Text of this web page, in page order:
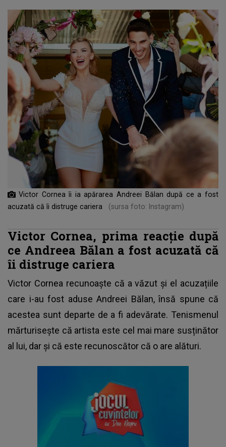
Victor Cornea îi ia apărarea Andreei Bălan după ce a fost
acuzată că îi distruge cariera
(sursa foto: Instagram)
Victor Cornea, prima reacție după
ce Andreea Bălan a fost acuzată că
îi distruge cariera
Victor Cornea recunoaște că a văzut și el acuzațiile
care i-au fost aduse Andreei Bălan, însă spune că
acestea sunt departe de a fi adevărate. Tenismenul
mărturisește că artista este cel mai mare susținător
al lui, dar și că este recunoscător că o are alături.